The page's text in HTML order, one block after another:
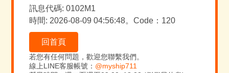
訊息代碼: 0102M1
時間: 2026-08-09 04:56:48。Code：120
回首頁
若您有任何問題，歡迎您聯繫我們。
線上LINE客服帳號： @myship711